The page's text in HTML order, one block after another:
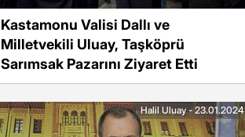
Kastamonu Valisi Dallı ve
Milletvekili Uluay, Taşköprü
Sarımsak Pazarını Ziyaret Etti
Halil Uluay - 23.01.2024